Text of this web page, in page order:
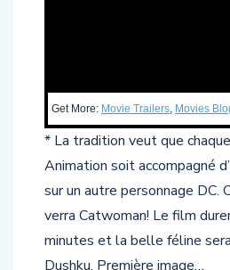
Get More:Movie Trailers,Movies
* La tradition veut que
Animation soit accompagné
sur un autre personnage DC.
verra Catwoman! Le film
minutes et la belle féline sera